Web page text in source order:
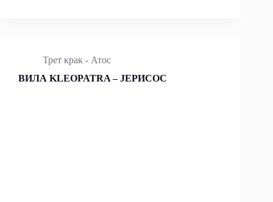
Трет крак - Атос
ВИЛА KLEOPATRA – ЈЕРИСОС